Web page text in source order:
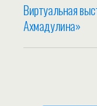
Виртуальная
Ахмадулина»